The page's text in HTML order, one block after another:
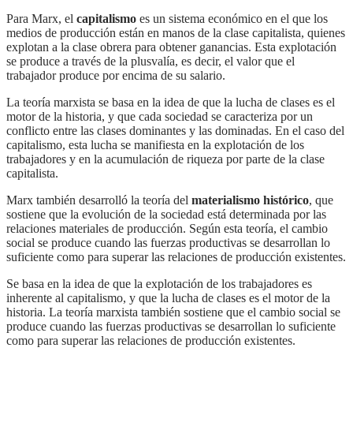
Para Marx, el capitalismo es un sistema económico en el que los
medios de producción están en manos de la clase capitalista, quienes
explotan a la clase obrera para obtener ganancias. Esta explotación
se produce a través de la plusvalía, es decir, el valor que el
trabajador produce por encima de su salario.
La teoría marxista se basa en la idea de que la lucha de clases es el
motor de la historia, y que cada sociedad se caracteriza por un
conflicto entre las clases dominantes y las dominadas. En el caso del
capitalismo, esta lucha se manifiesta en la explotación de los
trabajadores y en la acumulación de riqueza por parte de la clase
capitalista.
Marx también desarrolló la teoría del materialismo histórico, que
sostiene que la evolución de la sociedad está determinada por las
relaciones materiales de producción. Según esta teoría, el cambio
social se produce cuando las fuerzas productivas se desarrollan lo
suficiente como para superar las relaciones de producción existentes.
Se basa en la idea de que la explotación de los trabajadores es
inherente al capitalismo, y que la lucha de clases es el motor de la
historia. La teoría marxista también sostiene que el cambio social se
produce cuando las fuerzas productivas se desarrollan lo suficiente
como para superar las relaciones de producción existentes.